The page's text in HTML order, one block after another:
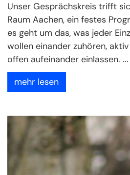
Unser Gesprächskreis trifft
Raum Aachen, ein festes
es geht um das, was jeder
wollen einander zuhören,
offen aufeinander einlassen. ...
mehr lesen